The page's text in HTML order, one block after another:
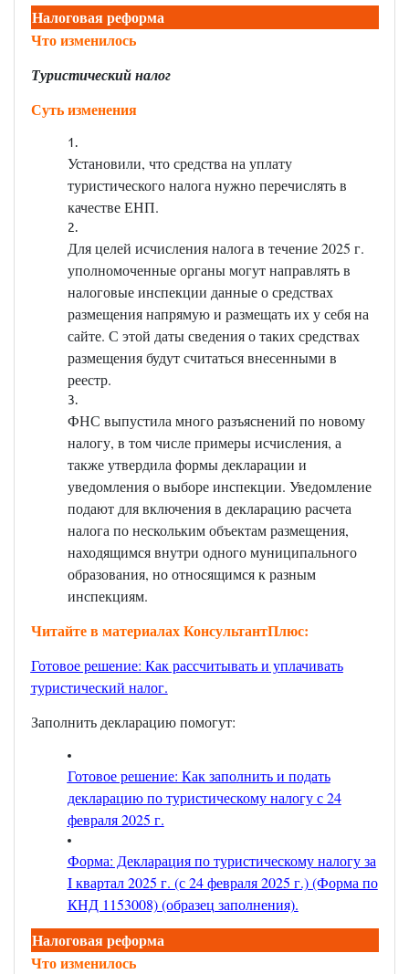
Налоговая реформа
Что изменилось
Туристический налог
Суть изменения
Установили, что средства на уплату
туристического налога нужно перечислять в
качестве ЕНП.
Для целей исчисления налога в течение 2025 г.
уполномоченные органы могут направлять в
налоговые инспекции данные о средствах
размещения напрямую и размещать их у себя на
сайте. С этой даты сведения о таких средствах
размещения будут считаться внесенными в
реестр.
ФНС выпустила много разъяснений по новому
налогу, в том числе примеры исчисления, а
также утвердила формы декларации и
уведомления о выборе инспекции. Уведомление
подают для включения в декларацию расчета
налога по нескольким объектам размещения,
находящимся внутри одного муниципального
образования, но относящимся к разным
инспекциям.
Читайте в материалах КонсультантПлюс:
Готовое решение: Как рассчитывать и уплачивать
туристический налог.
Заполнить декларацию помогут:
Готовое решение: Как заполнить и подать
декларацию по туристическому налогу с 24
февраля 2025 г.
Форма: Декларация по туристическому налогу за
I квартал 2025 г. (с 24 февраля 2025 г.) (Форма по
КНД 1153008) (образец заполнения).
Налоговая реформа
Что изменилось